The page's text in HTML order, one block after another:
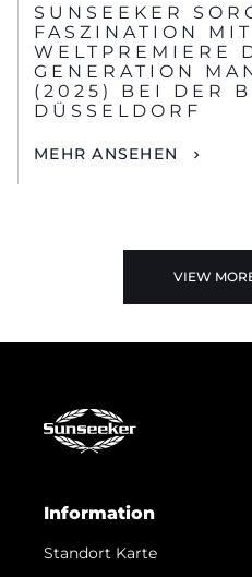
SUNSEEKER
FASZINATION
WELTPREMIERE
GENERATION
(2025) BEI DER
DÜSSELDORF
MEHR ANSEHEN
VIEW
Information
Standort Karte